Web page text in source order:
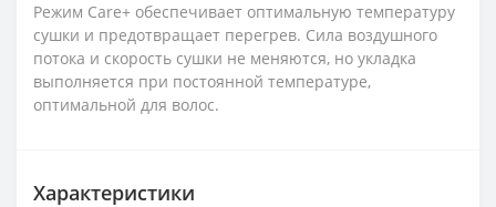
Режим Care+ обеспечивает оптимальную температуру
сушки и предотвращает перегрев. Сила воздушного
потока и скорость сушки не меняются, но укладка
выполняется при постоянной температуре,
оптимальной для волос.
Характеристики